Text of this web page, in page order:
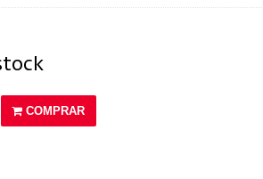
COMPRAR